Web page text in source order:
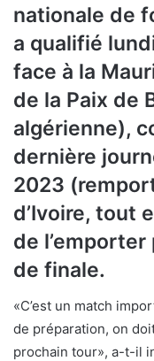
nationale de
a qualifié
face à la
de la Paix de
algérienne),
dernière
2023
d’Ivoire, tout
de
de finale.
«C’est un match
de préparation, on
prochain tour», a-t-il